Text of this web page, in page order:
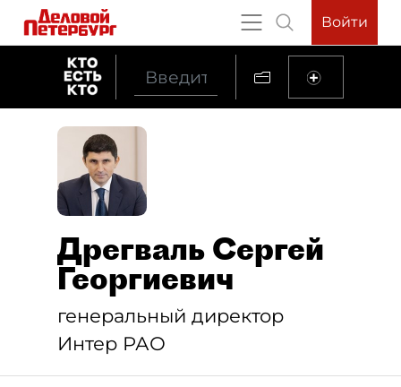
Войти
Дрегваль Сергей
Георгиевич
генеральный директор
Интер РАО